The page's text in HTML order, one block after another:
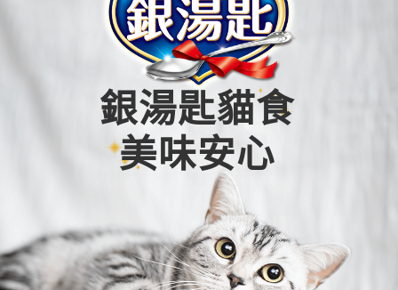
銀湯匙貓食
美味安心